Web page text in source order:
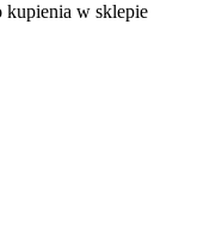
kupienia w sklepie